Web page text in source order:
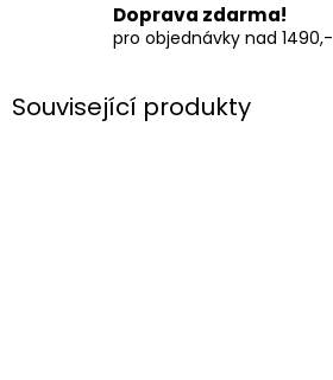
Doprava zdarma!
pro objednávky nad 1490,-
Související produkty